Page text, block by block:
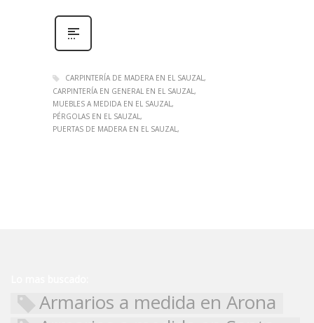
CARPINTERÍA DE MADERA EN EL SAUZAL
CARPINTERÍA EN GENERAL EN EL SAUZAL
MUEBLES A MEDIDA EN EL SAUZAL
PÉRGOLAS EN EL SAUZAL
PUERTAS DE MADERA EN EL SAUZAL
Armarios a medida en Arona